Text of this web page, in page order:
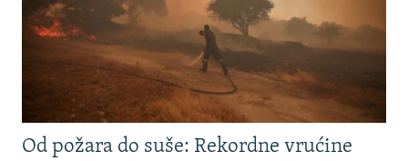
Od požara do suše: Rekordne vrućine